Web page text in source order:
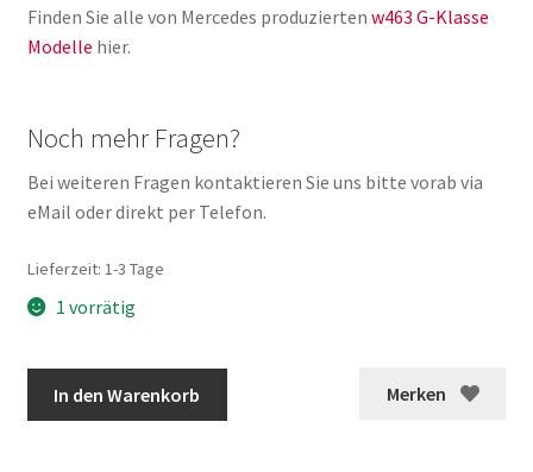
Finden Sie alle von Mercedes produzierten w463 G-Klasse
Modelle hier.
Noch mehr Fragen?
Bei weiteren Fragen kontaktieren Sie uns bitte vorab via
eMail oder direkt per Telefon.
Lieferzeit: 1-3 Tage
1 vorrätig
Merken
In den Warenkorb